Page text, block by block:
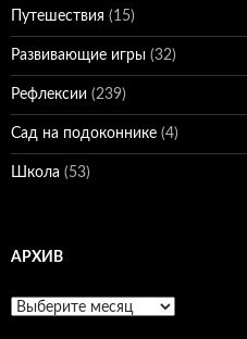
Путешествия (15)
Развивающие игры (32)
Рефлексии (239)
Сад на подоконнике (4)
Школа (53)
АРХИВ
Архив